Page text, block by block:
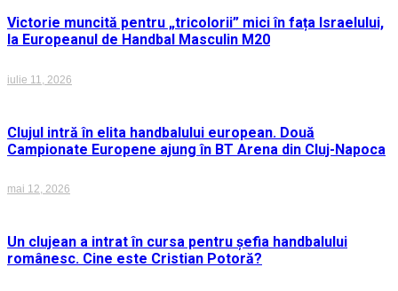
Victorie muncită pentru „tricolorii” mici în fața Israelului,
la Europeanul de Handbal Masculin M20
iulie 11, 2026
Clujul intră în elita handbalului european. Două
Campionate Europene ajung în BT Arena din Cluj-Napoca
mai 12, 2026
Un clujean a intrat în cursa pentru șefia handbalului
românesc. Cine este Cristian Potoră?